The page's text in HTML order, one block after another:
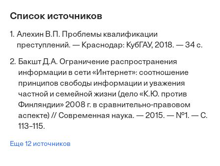
Список источников
1. Алехин В.П. Проблемы квалификации
преступлений. — Краснодар: КубГАУ, 2018. — 34 с.
2. Бакшт Д.А. Ограничение распространения
информации в сети «Интернет»: соотношение
принципов свободы информации и уважения
частной и семейной жизни (дело «К.Ю. против
Финляндии» 2008 г. в сравнительно-правовом
аспекте) // Современная наука. — 2015. — №1. — С.
113–115.
Еще 12 источников